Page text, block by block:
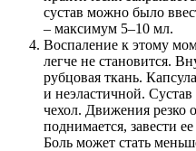
сустав можно было
– максимум 5–10 мл.
Воспаление к этому
легче не становится.
рубцовая ткань.
и неэластичной. Сустав
чехол. Движения резко
поднимается, завести
Боль может стать